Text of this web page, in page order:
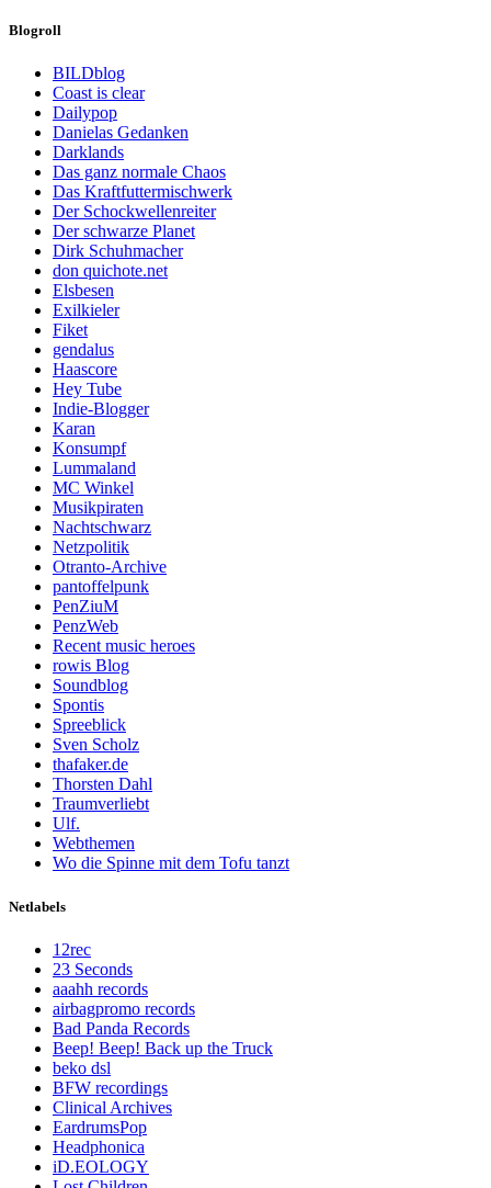
Blogroll
BILDblog
Coast is clear
Dailypop
Danielas Gedanken
Darklands
Das ganz normale Chaos
Das Kraftfuttermischwerk
Der Schockwellenreiter
Der schwarze Planet
Dirk Schuhmacher
don quichote.net
Elsbesen
Exilkieler
Fiket
gendalus
Haascore
Hey Tube
Indie-Blogger
Karan
Konsumpf
Lummaland
MC Winkel
Musikpiraten
Nachtschwarz
Netzpolitik
Otranto-Archive
pantoffelpunk
PenZiuM
PenzWeb
Recent music heroes
rowis Blog
Soundblog
Spontis
Spreeblick
Sven Scholz
thafaker.de
Thorsten Dahl
Traumverliebt
Ulf.
Webthemen
Wo die Spinne mit dem Tofu tanzt
Netlabels
12rec
23 Seconds
aaahh records
airbagpromo records
Bad Panda Records
Beep! Beep! Back up the Truck
beko dsl
BFW recordings
Clinical Archives
EardrumsPop
Headphonica
iD.EOLOGY